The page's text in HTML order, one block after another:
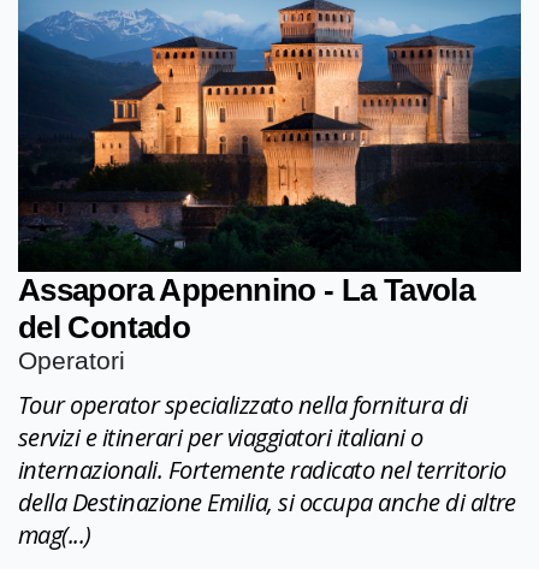
Assapora Appennino - La Tavola
del Contado
Operatori
Tour operator specializzato nella fornitura di
servizi e itinerari per viaggiatori italiani o
internazionali. Fortemente radicato nel territorio
della Destinazione Emilia, si occupa anche di altre
mag(...)